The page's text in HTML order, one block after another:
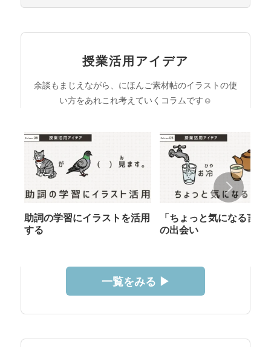
授業活用アイデア
余談もまじえながら、にほんご素材帖のイラストの使
い方をあれこれ考えていくコラムです☺︎
助詞の学習にイラストを活用
する
「ちょっと気になる言葉
の出会い
一覧をみる ▶︎